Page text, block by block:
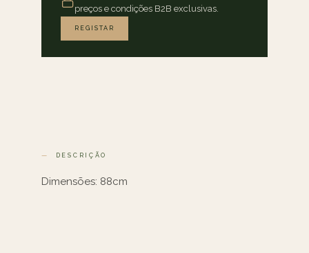
preços e condições B2B exclusivas.
REGISTAR
DESCRIÇÃO
Dimensões: 88cm